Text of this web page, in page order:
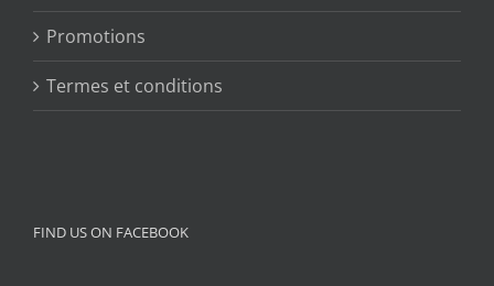
Promotions
Termes et conditions
FIND US ON FACEBOOK